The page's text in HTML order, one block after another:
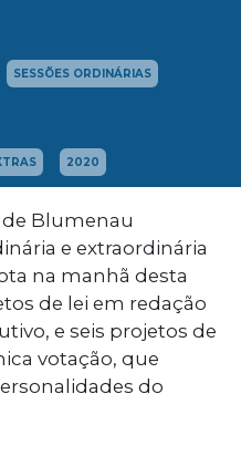
SESSÕES ORDINÁRIAS
2020
de Blumenau
e extraordinária
na manhã desta
de lei em redação
e seis projetos de
votação, que
do